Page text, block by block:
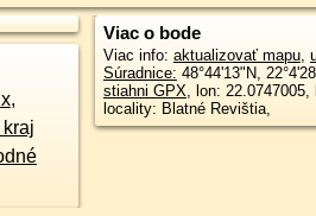
,
Viac o bode
Viac info: aktualizovať mapu,
Súradnice: 48°44'13"N,
stiahni GPX, lon:
locality: Blatné Revištia,